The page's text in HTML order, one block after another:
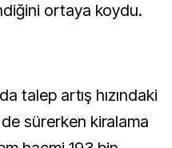
ortaya koydu.
talep artış hızındaki
sürerken kiralama